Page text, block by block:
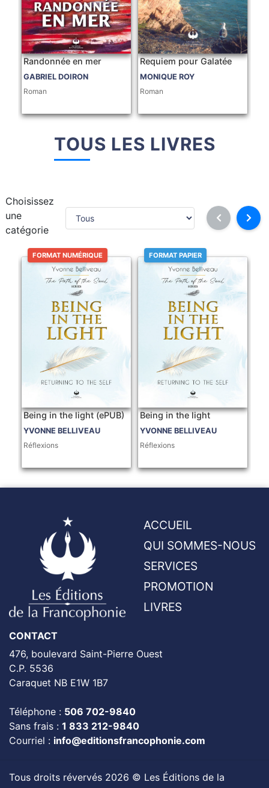
Randonnée en mer
GABRIEL DOIRON
Roman
Requiem pour Galatée
MONIQUE ROY
Roman
TOUS LES LIVRES
Choisissez
une
catégorie
FORMAT NUMÉRIQUE
Being in the light (ePUB)
YVONNE BELLIVEAU
Réflexions
FORMAT PAPIER
Being in the light
YVONNE BELLIVEAU
Réflexions
ACCUEIL
QUI SOMMES-NOUS
SERVICES
PROMOTION
LIVRES
CONTACT
476, boulevard Saint-Pierre Ouest
C.P. 5536
Caraquet NB E1W 1B7
Téléphone : 506 702-9840
Sans frais : 1 833 212-9840
Courriel : info@editionsfrancophonie.com
Tous droits révervés 2026 © Les Éditions de la